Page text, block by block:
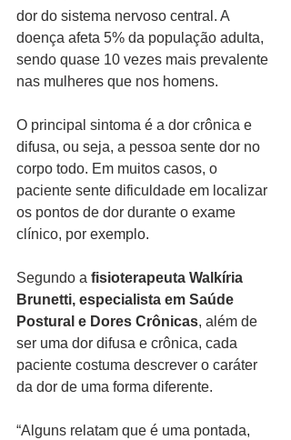
dor do sistema nervoso central. A
doença afeta 5% da população adulta,
sendo quase 10 vezes mais prevalente
nas mulheres que nos homens.
O principal sintoma é a dor crônica e
difusa, ou seja, a pessoa sente dor no
corpo todo. Em muitos casos, o
paciente sente dificuldade em localizar
os pontos de dor durante o exame
clínico, por exemplo.
Segundo a fisioterapeuta Walkíria
Brunetti, especialista em Saúde
Postural e Dores Crônicas, além de
ser uma dor difusa e crônica, cada
paciente costuma descrever o caráter
da dor de uma forma diferente.
“Alguns relatam que é uma pontada,